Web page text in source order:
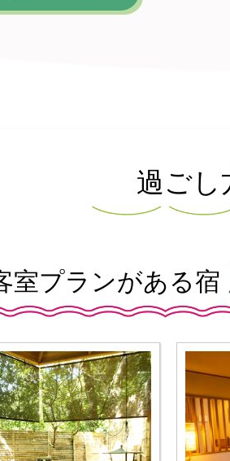
過ごし
室プランがある宿